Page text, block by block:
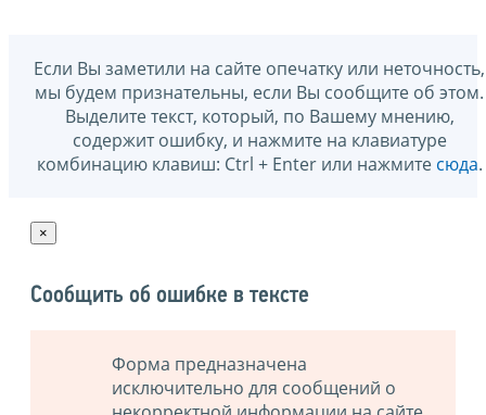
Если Вы заметили на сайте опечатку или неточность,
мы будем признательны, если Вы сообщите об этом.
Выделите текст, который, по Вашему мнению,
содержит ошибку, и нажмите на клавиатуре
комбинацию клавиш: Ctrl + Enter или нажмите сюда.
×
Сообщить об ошибке в тексте
Форма предназначена
исключительно для сообщений о